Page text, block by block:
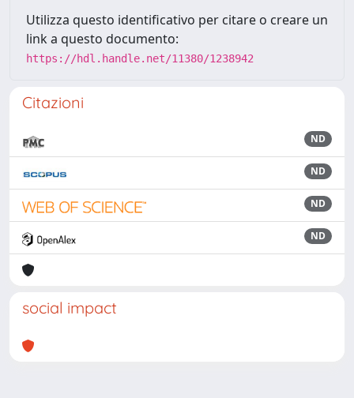
Utilizza questo identificativo per citare o creare un
link a questo documento:
https://hdl.handle.net/11380/1238942
Citazioni
ND
ND
ND
ND
social impact